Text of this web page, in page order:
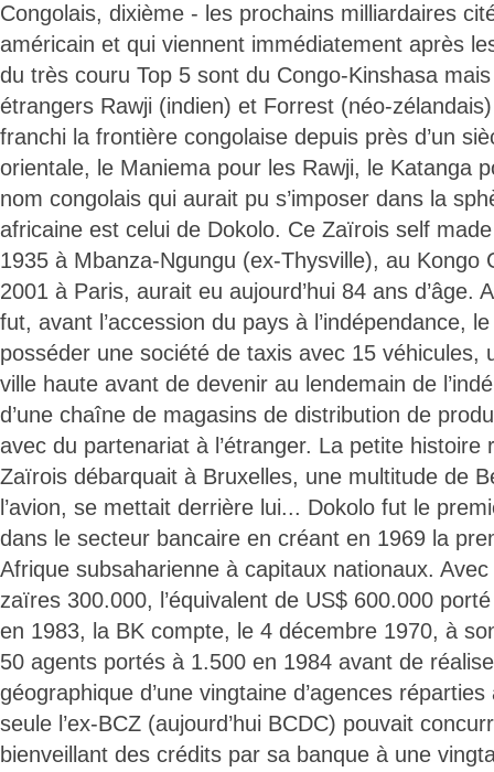
Congolais, dixième - les prochains milliardaires
américain et qui viennent immédiatement après
du très couru Top 5 sont du Congo-Kinshasa
étrangers Rawji (indien) et Forrest (néo-
franchi la frontière congolaise depuis près d’un
orientale, le Maniema pour les Rawji, le Katanga
nom congolais qui aurait pu s’imposer dans la
africaine est celui de Dokolo. Ce Zaïrois self
1935 à Mbanza-Ngungu (ex-Thysville), au Kongo
2001 à Paris, aurait eu aujourd’hui 84 ans d’âge.
fut, avant l’accession du pays à l’indépendance,
posséder une société de taxis avec 15 véhicules,
ville haute avant de devenir au lendemain de
d’une chaîne de magasins de distribution de
avec du partenariat à l’étranger. La petite histoire
Zaïrois débarquait à Bruxelles, une multitude de
l’avion, se mettait derrière lui... Dokolo fut le
dans le secteur bancaire en créant en 1969 la
Afrique subsaharienne à capitaux nationaux.
zaïres 300.000, l’équivalent de US$ 600.000
en 1983, la BK compte, le 4 décembre 1970, à
50 agents portés à 1.500 en 1984 avant de
géographique d’une vingtaine d’agences
seule l’ex-BCZ (aujourd’hui BCDC) pouvait
bienveillant des crédits par sa banque à une